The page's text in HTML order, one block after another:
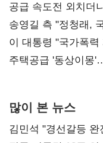
사과부터"
공급 속도전 외치더
리모델링' 제안
송영길 측 "정청래,
총선 지휘 못해"
이 대통령 "국가폭
진실 밝혀야"
주택공급 '동상이몽
많이 본 뉴스
김민석 "경선갈등